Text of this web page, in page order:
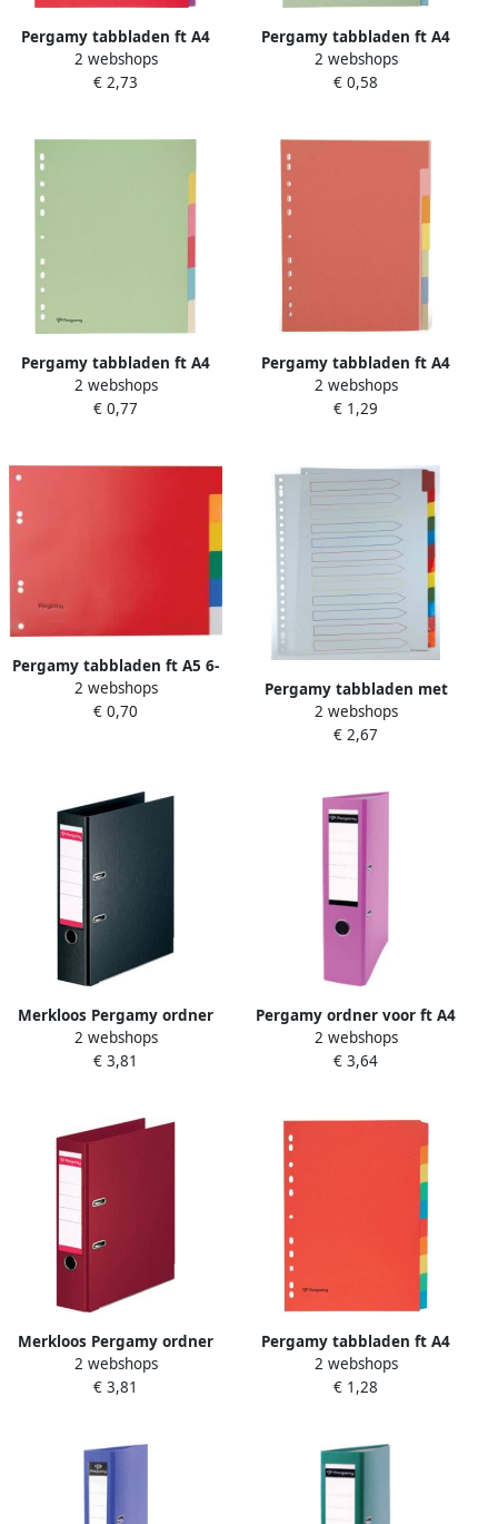
Pergamy tabbladen ft A4
maxi 11-gaatsperforatie
stevig karton
2 webshops
€ 2,73
Pergamy tabbladen ft A4
11-gaatsperforatie karton
geassorteerde
2 webshops
€ 0,58
Pergamy tabbladen ft A4
maxi 11-gaatsperforatie
karton geassorteerde
2 webshops
€ 0,77
Pergamy tabbladen ft A4
11-gaatsperforatie extra
sterk karton geassorteerde
2 webshops
€ 1,29
Pergamy tabbladen ft A5 6-
gaatsperforatie PP 6 tabs in
geassorteerde kleuren 80
2 webshops
€ 0,70
Pergamy tabbladen met
indexblad ft A4 11-
gaatsperforatie
2 webshops
€ 2,67
Merkloos Pergamy ordner
voor ft A4 volledig uit PP
rug van 8 cm zwart
2 webshops
€ 3,81
Pergamy ordner voor ft A4
uit PP en papier zonder
beschermrand rug van 7 5
2 webshops
€ 3,64
Merkloos Pergamy ordner
voor ft A4 volledig uit PP
rug van 8 cm bordeaux
2 webshops
€ 3,81
Pergamy tabbladen ft A4
11-gaatsperforatie karton
geassorteerde kleuren 10
2 webshops
€ 1,28